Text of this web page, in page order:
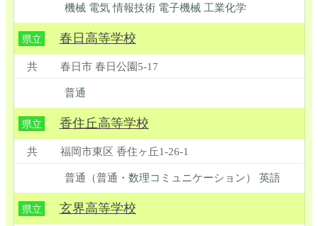
機械 電気 情報技術 電子機械 工業化学
県立 春日高等学校
共 春日市 春日公園5-17
普通
県立 香住丘高等学校
共 福岡市東区 香住ヶ丘1-26-1
普通（普通・数理コミュニケーション） 英語
県立 玄界高等学校